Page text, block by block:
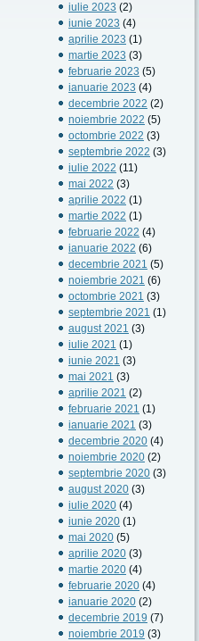
iulie 2023 (2)
iunie 2023 (4)
aprilie 2023 (1)
martie 2023 (3)
februarie 2023 (5)
ianuarie 2023 (4)
decembrie 2022 (2)
noiembrie 2022 (5)
octombrie 2022 (3)
septembrie 2022 (3)
iulie 2022 (11)
mai 2022 (3)
aprilie 2022 (1)
martie 2022 (1)
februarie 2022 (4)
ianuarie 2022 (6)
decembrie 2021 (5)
noiembrie 2021 (6)
octombrie 2021 (3)
septembrie 2021 (1)
august 2021 (3)
iulie 2021 (1)
iunie 2021 (3)
mai 2021 (3)
aprilie 2021 (2)
februarie 2021 (1)
ianuarie 2021 (3)
decembrie 2020 (4)
noiembrie 2020 (2)
septembrie 2020 (3)
august 2020 (3)
iulie 2020 (4)
iunie 2020 (1)
mai 2020 (5)
aprilie 2020 (3)
martie 2020 (4)
februarie 2020 (4)
ianuarie 2020 (2)
decembrie 2019 (7)
noiembrie 2019 (3)